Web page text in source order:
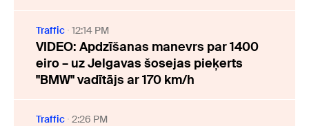
Traffic 12:14 PM
VIDEO: Apdzīšanas manevrs par 1400
eiro – uz Jelgavas šosejas pieķerts
"BMW" vadītājs ar 170 km/h
Traffic 2:26 PM